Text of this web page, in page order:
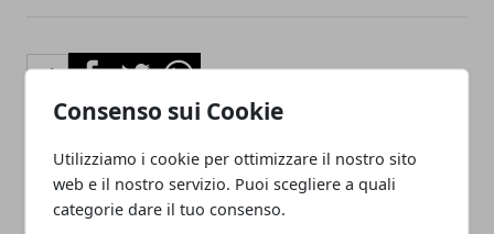
Consenso sui Cookie
Utilizziamo i cookie per ottimizzare il nostro sito
web e il nostro servizio. Puoi scegliere a quali
categorie dare il tuo consenso.
Facebook
TwitterWhatsapp
Articolo Precedente
Bere una birra tutte le
Articolo Successivo